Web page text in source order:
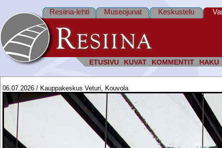
ETUSIVU KUVAT KOMMENTIT HAKU
Resiina-lehti Museojunat Keskustelu
06.07.2026 / Kauppakeskus Veturi, Kouvola